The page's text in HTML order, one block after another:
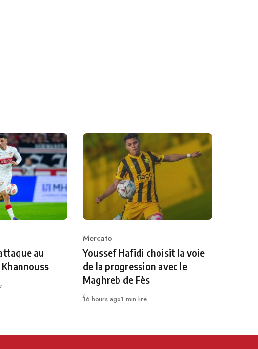
au
Category
Mercato
Youssef Hafidi choisit la voie
de la progression avec le
Maghreb de Fès
Publié
16 hours ago1 min lire